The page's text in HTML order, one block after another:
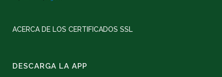
ACERCA DE LOS CERTIFICADOS SSL
DESCARGA LA APP